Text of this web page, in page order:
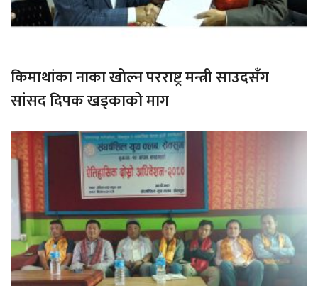
किमाथांका नाका खोल्न परराष्ट्र मन्त्री साउदसँग
सांसद दिपक खड्काको माग